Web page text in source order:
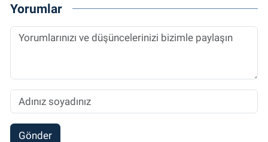
Yorumlar
Gönder